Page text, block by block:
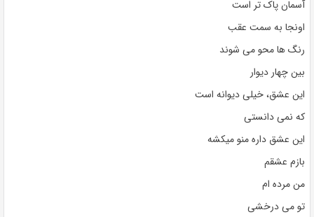
آسمان پاک تر است
اونجا به سمت عقب
رنگ ها محو می شوند
بین چهار دیوار
این عشق، خیلی دیوانه است
که نمی دانستی
این عشق داره منو میکشه
بازم عشقم
من مرده ام
تو می درخشی